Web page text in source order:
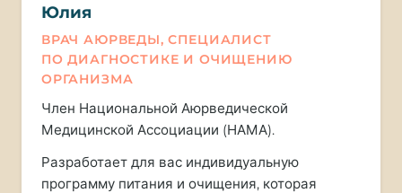
Юлия
ВРАЧ АЮРВЕДЫ, СПЕЦИАЛИСТ
ПО ДИАГНОСТИКЕ И ОЧИЩЕНИЮ
ОРГАНИЗМА
Член Национальной Аюрведической
Медицинской Ассоциации (НАМА).
Разработает для вас индивидуальную
программу питания и очищения, которая